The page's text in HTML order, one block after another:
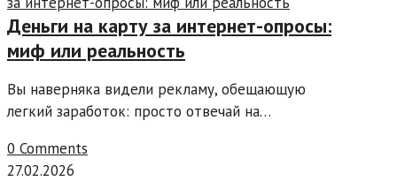
Деньги на карту за интернет-опросы:
миф или реальность
Вы наверняка видели рекламу, обещающую
легкий заработок: просто отвечай на…
0 Comments
27.02.2026